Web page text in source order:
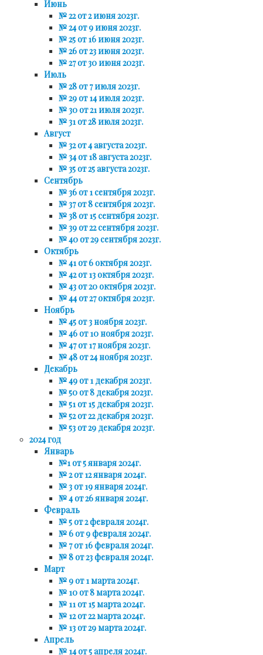
Июнь
№ 22 от 2 июня 2023г.
№ 24 от 9 июня 2023г.
№ 25 от 16 июня 2023г.
№ 26 от 23 июня 2023г.
№ 27 от 30 июня 2023г.
Июль
№ 28 от 7 июля 2023г.
№ 29 от 14 июля 2023г.
№ 30 от 21 июля 2023г.
№ 31 от 28 июля 2023г.
Август
№ 32 от 4 августа 2023г.
№ 34 от 18 августа 2023г.
№ 35 от 25 августа 2023г.
Сентябрь
№ 36 от 1 сентября 2023г.
№ 37 от 8 сентября 2023г.
№ 38 от 15 сентября 2023г.
№ 39 от 22 сентября 2023г.
№ 40 от 29 сентября 2023г.
Октябрь
№ 41 от 6 октября 2023г.
№ 42 от 13 октября 2023г.
№ 43 от 20 октября 2023г.
№ 44 от 27 октября 2023г.
Ноябрь
№ 45 от 3 ноября 2023г.
№ 46 от 10 ноября 2023г.
№ 47 от 17 ноября 2023г.
№ 48 от 24 ноября 2023г.
Декабрь
№ 49 от 1 декабря 2023г.
№ 50 от 8 декабря 2023г.
№ 51 от 15 декабря 2023г.
№ 52 от 22 декабря 2023г.
№ 53 от 29 декабря 2023г.
2024 год
Январь
№1 от 5 января 2024г.
№ 2 от 12 января 2024г.
№ 3 от 19 января 2024г.
№ 4 от 26 января 2024г.
Февраль
№ 5 от 2 февраля 2024г.
№ 6 от 9 февраля 2024г.
№ 7 от 16 февраля 2024г.
№ 8 от 23 февраля 2024г.
Март
№ 9 от 1 марта 2024г.
№ 10 от 8 марта 2024г.
№ 11 от 15 марта 2024г.
№ 12 от 22 марта 2024г.
№ 13 от 29 марта 2024г.
Апрель
№ 14 от 5 апреля 2024г.